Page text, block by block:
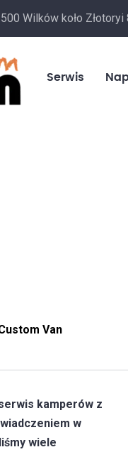
Wilków koło Złotoryi
Serwis
Van
kamperów z
w
wiele